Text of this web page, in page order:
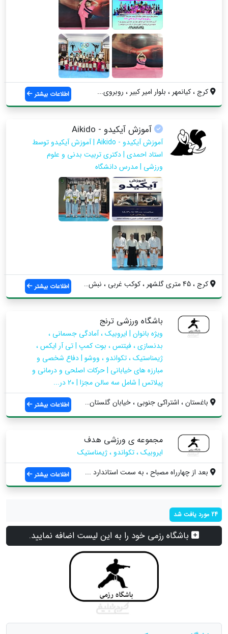
کرج ، کیانمهر ، بلوار امیر کبیر ، روبروی... اطلاعات بیشتر
آموزش آیکیدو - Aikido
آموزش آیکیدو - Aikido | آموزش آیکیدو توسط
استاد احمدی | دکتری تربیت بدنی و علوم
ورزشی | مدرس دانشگاه
کرج ، 45 متری گلشهر ، کوکب غربی ، نبش بن... اطلاعات بیشتر
باشگاه ورزشی ترنج
ویژه بانوان | ایروبیک ، آمادگی جسمانی ،
بدنسازی ، فیتنس ، بوت کمپ | تی آر ایکس ،
ژیمناستیک ، تکواندو ، ووشو | دفاع شخصی و
مبارزه های خیابانی | حرکات اصلحی و درمانی و
پیلاتس | شامل سه سالن مجزا | 20 در...
باغستان ، اشتراکی جنوبی ، خیابان گلستان ...
اطلاعات بیشتر
مجموعه ی ورزشی هدف
ایروبیک ، تکواندو ، ژیمناستیک
بعد از چهارراه مصباح ، به سمت استاندارد ...
اطلاعات بیشتر
24 مورد یافت شد
باشگاه رزمی خود را به این لیست اضافه نمایید.